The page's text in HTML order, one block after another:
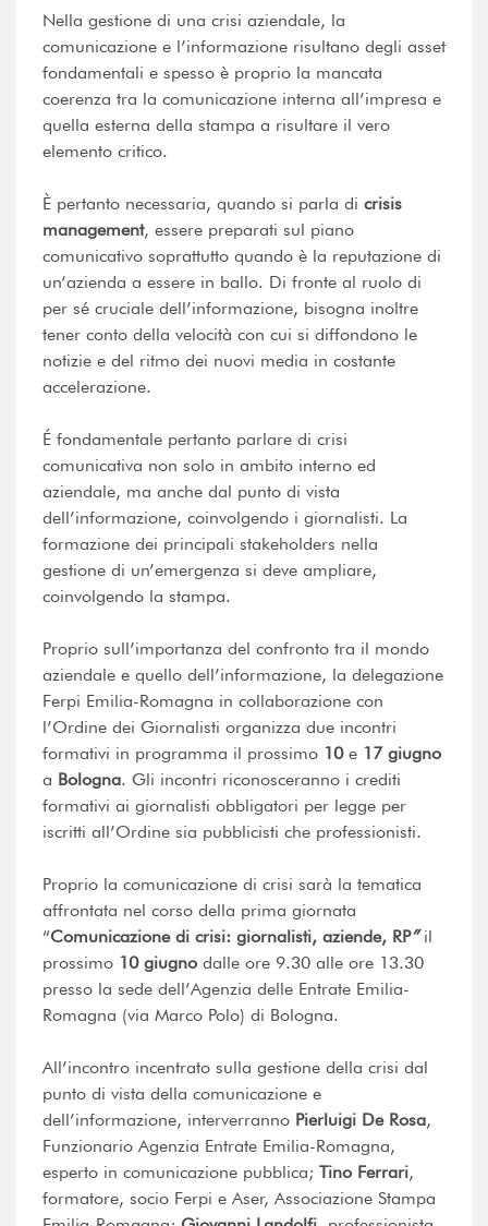
Nella gestione di una crisi aziendale, la
comunicazione e l’informazione risultano degli asset
fondamentali e spesso è proprio la mancata
coerenza tra la comunicazione interna all’impresa e
quella esterna della stampa a risultare il vero
elemento critico.
È pertanto necessaria, quando si parla di crisis
management, essere preparati sul piano
comunicativo soprattutto quando è la reputazione di
un’azienda a essere in ballo. Di fronte al ruolo di
per sé cruciale dell’informazione, bisogna inoltre
tener conto della velocità con cui si diffondono le
notizie e del ritmo dei nuovi media in costante
accelerazione.
É fondamentale pertanto parlare di crisi
comunicativa non solo in ambito interno ed
aziendale, ma anche dal punto di vista
dell’informazione, coinvolgendo i giornalisti. La
formazione dei principali stakeholders nella
gestione di un’emergenza si deve ampliare,
coinvolgendo la stampa.
Proprio sull’importanza del confronto tra il mondo
aziendale e quello dell’informazione, la delegazione
Ferpi Emilia-Romagna in collaborazione con
l’Ordine dei Giornalisti organizza due incontri
formativi in programma il prossimo 10e 17 giugno
a Bologna. Gli incontri riconosceranno i crediti
formativi ai giornalisti obbligatori per legge per
iscritti all’Ordine sia pubblicisti che professionisti.
Proprio la comunicazione di crisi sarà la tematica
affrontata nel corso della prima giornata
“Comunicazione di crisi: giornalisti, aziende, RP”il
prossimo 10 giugno dalle ore 9.30 alle ore 13.30
presso la sede dell’Agenzia delle Entrate Emilia-
Romagna (via Marco Polo) di Bologna.
All’incontro incentrato sulla gestione della crisi dal
punto di vista della comunicazione e
dell’informazione, interverranno Pierluigi De Rosa,
Funzionario Agenzia Entrate Emilia-Romagna,
esperto in comunicazione pubblica; Tino Ferrari,
formatore, socio Ferpi e Aser, Associazione Stampa